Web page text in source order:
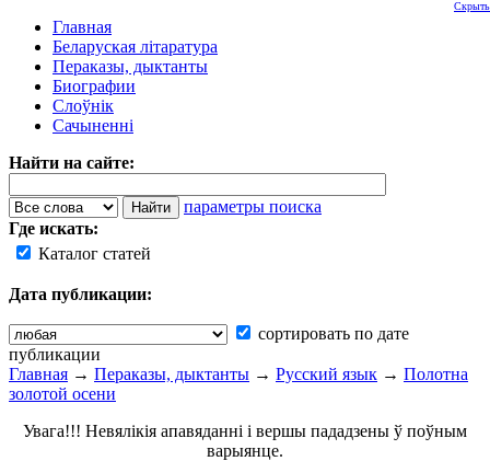
Главная
Беларуская літаратура
Пераказы, дыктанты
Биографии
Слоўнік
Сачыненні
Найти на сайте:
параметры поиска
Где искать:
Каталог статей
Дата публикации:
сортировать по дате
публикации
Скрыть
Главная → Пераказы, дыктанты → Русский язык → Полотна
золотой осени
Увага!!! Невялікія апавяданні і вершы пададзены ў поўным
варыянце.